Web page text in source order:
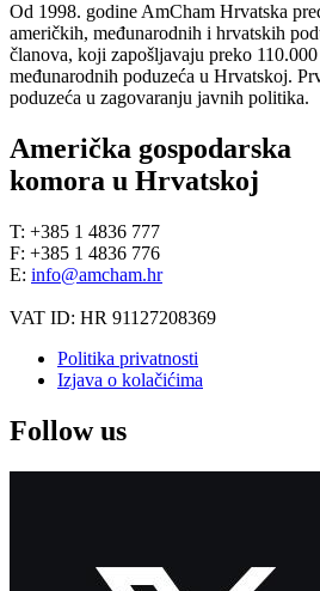
Od 1998. godine AmCham Hrvatska
američkih, međunarodnih i hrvatskih
članova, koji zapošljavaju preko 110.000
međunarodnih poduzeća u Hrvatskoj.
poduzeća u zagovaranju javnih politika.
Američka gospodarska
komora u Hrvatskoj
T: +385 1 4836 777
F: +385 1 4836 776
E: info@amcham.hr
VAT ID: HR 91127208369
Politika privatnosti
Izjava o kolačićima
Follow us